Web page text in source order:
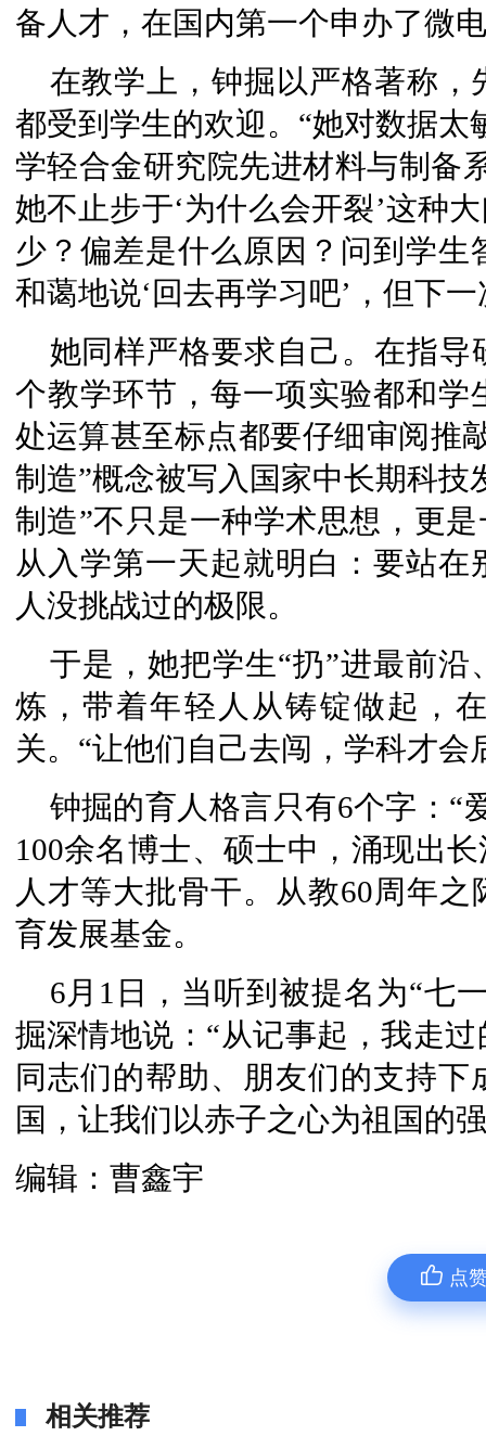
备人才，在国内第一个申办了微
在教学上，钟掘以严格著称
都受到学生的欢迎。“她对数据
学轻合金研究院先进材料与制备
她不止步于‘为什么会开裂’这种
少？偏差是什么原因？问到学
和蔼地说‘回去再学习吧’，但下
她同样严格要求自己。在指
个教学环节，每一项实验都和
处运算甚至标点都要仔细审阅推
制造”概念被写入国家中长期科
制造”不只是一种学术思想，更
从入学第一天起就明白：要站
人没挑战过的极限。
于是，她把学生“扔”进最前
炼，带着年轻人从铸锭做起，
关。“让他们自己去闯，学科才会
钟掘的育人格言只有6个字：“
100余名博士、硕士中，涌现出
人才等大批骨干。从教60周年
育发展基金。
6月1日，当听到被提名为“七
掘深情地说：“从记事起，我走
同志们的帮助、朋友们的支持
国，让我们以赤子之心为祖国的
编辑：曹鑫宇
点
相关推荐